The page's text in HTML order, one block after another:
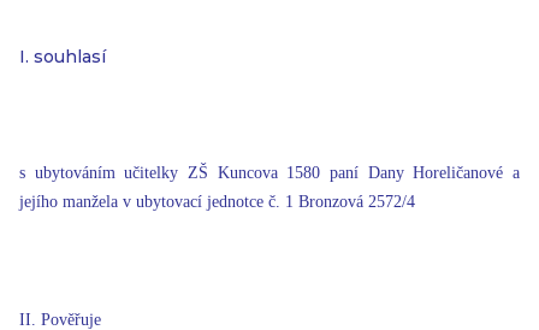
I. souhlasí
s ubytováním učitelky ZŠ Kuncova 1580 paní Dany Horeličanové a
jejího manžela v ubytovací jednotce č. 1 Bronzová 2572/4
II. Pověřuje